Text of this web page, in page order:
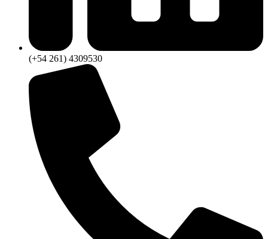
(+54 261) 4309530